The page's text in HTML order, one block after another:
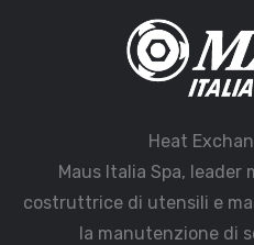
Heat
Maus Italia Spa, leader
costruttrice di utensili e
la manutenzione di